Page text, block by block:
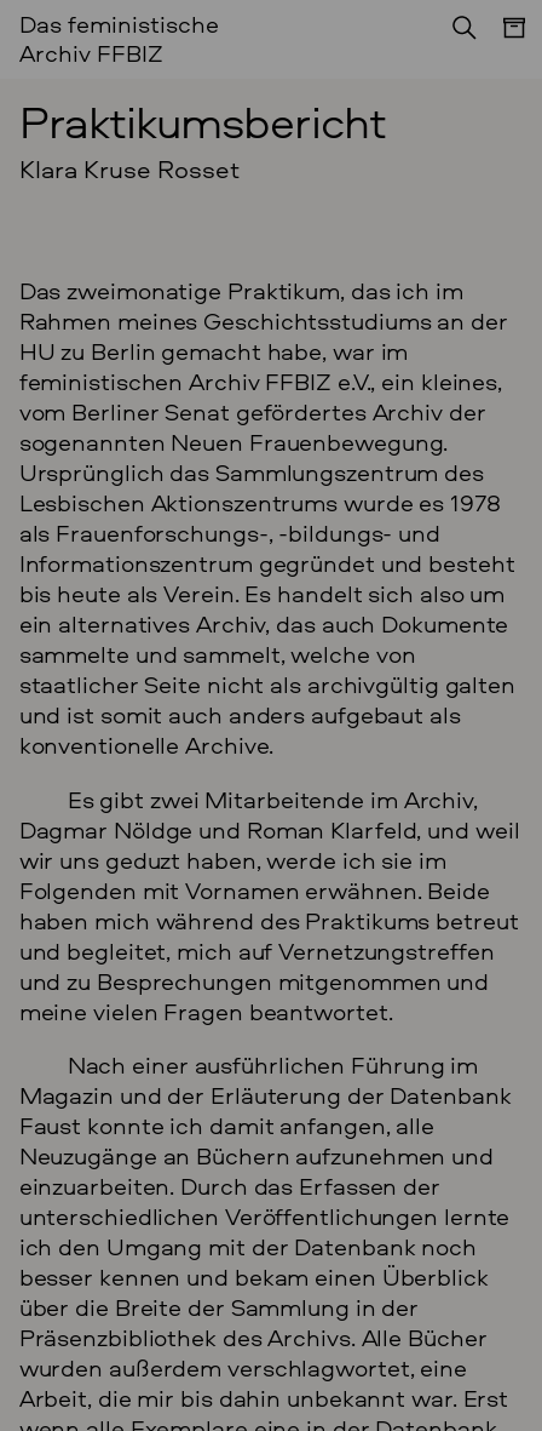
Das feministische
Archiv FFBIZ
Praktikumsbericht
Klara Kruse Rosset
IN EIGENER SACHE
Das zweimonatige Praktikum, das ich im
Rahmen meines Geschichtsstudiums an der
HU zu Berlin gemacht habe, war im
feministischen Archiv FFBIZ e.V., ein kleines,
vom Berliner Senat gefördertes Archiv der
sogenannten Neuen Frauenbewegung.
Ursprünglich das Sammlungszentrum des
Lesbischen Aktionszentrums wurde es 1978
als Frauenforschungs-, -bildungs- und
Informationszentrum gegründet und besteht
bis heute als Verein. Es handelt sich also um
ein alternatives Archiv, das auch Dokumente
sammelte und sammelt, welche von
staatlicher Seite nicht als archivgültig galten
und ist somit auch anders aufgebaut als
konventionelle Archive.
Es gibt zwei Mitarbeitende im Archiv,
Dagmar Nöldge und Roman Klarfeld, und weil
wir uns geduzt haben, werde ich sie im
Folgenden mit Vornamen erwähnen. Beide
haben mich während des Praktikums betreut
und begleitet, mich auf Vernetzungstreffen
und zu Besprechungen mitgenommen und
meine vielen Fragen beantwortet.
Nach einer ausführlichen Führung im
Magazin und der Erläuterung der Datenbank
Faust konnte ich damit anfangen, alle
Neuzugänge an Büchern aufzunehmen und
einzuarbeiten. Durch das Erfassen der
unterschiedlichen Veröffentlichungen lernte
ich den Umgang mit der Datenbank noch
besser kennen und bekam einen Überblick
über die Breite der Sammlung in der
Präsenzbibliothek des Archivs. Alle Bücher
wurden außerdem verschlagwortet, eine
Arbeit, die mir bis dahin unbekannt war. Erst